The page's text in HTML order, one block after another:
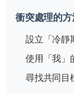
衝突處理的
設立「冷靜
使用「我」
尋找共同目